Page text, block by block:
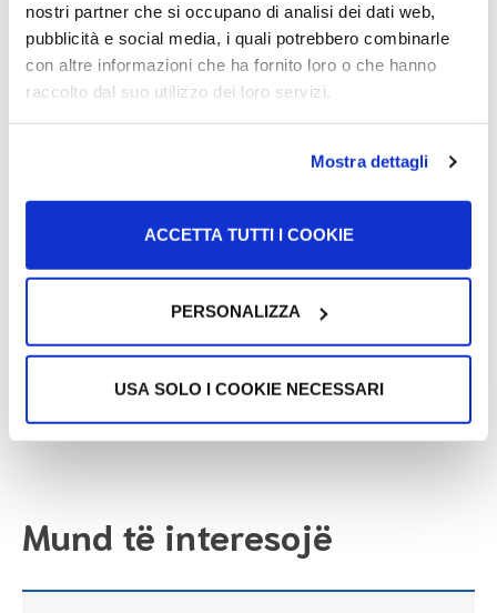
nostri partner che si occupano di analisi dei dati web,
pubblicità e social media, i quali potrebbero combinarle
con altre informazioni che ha fornito loro o che hanno
raccolto dal suo utilizzo dei loro servizi.
Mostra dettagli
ACCETTA TUTTI I COOKIE
PERSONALIZZA
USA SOLO I COOKIE NECESSARI
Link të dobishëm
Sito di Trenitalia
Në këtë faqe mund të blesh bileta treni dhe të
Shko te linku
Sito di BlaBlaCar
Në këtë faqe mund të gjesh shoqërues udhëtimi për
të ndarë një udhëtim me makinë
Shko te linku
Mund të interesojë